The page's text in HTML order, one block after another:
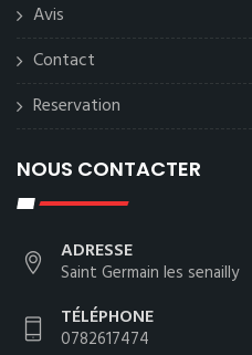
Avis
Contact
Reservation
NOUS CONTACTER
ADRESSE
Saint Germain les senailly
TÉLÉPHONE
0782617474